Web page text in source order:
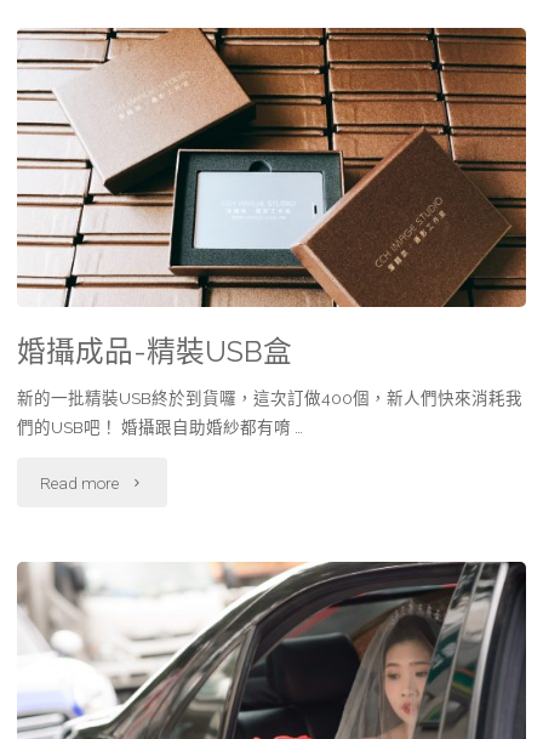
婚攝成品-精裝USB盒
新的一批精裝USB終於到貨囉，這次訂做400個，新人們快來消耗我
們的USB吧！ 婚攝跟自助婚紗都有唷 …
Read more